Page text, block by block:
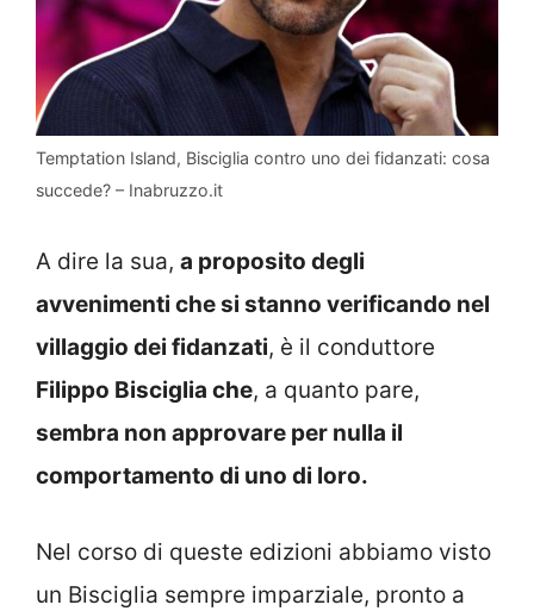
Temptation Island, Bisciglia contro uno dei fidanzati: cosa
succede? – Inabruzzo.it
A dire la sua, a proposito degli
avvenimenti che si stanno verificando nel
villaggio dei fidanzati, è il conduttore
Filippo Bisciglia che, a quanto pare,
sembra non approvare per nulla il
comportamento di uno di loro.
Nel corso di queste edizioni abbiamo visto
un Bisciglia sempre imparziale, pronto a